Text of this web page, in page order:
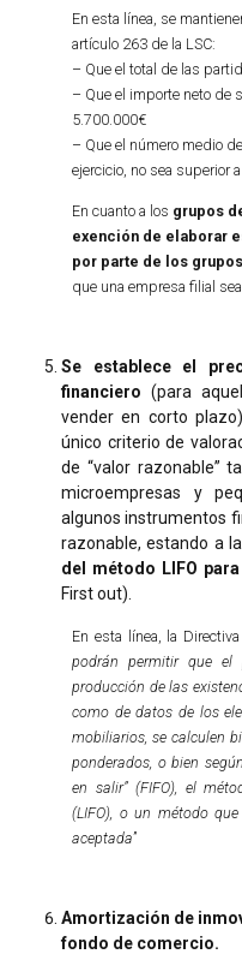
En esta línea, se
artículo 263 de la LSC:
– Que el total de las
– Que el importe neto de
5.700.000€
– Que el número medio
ejercicio, no sea superior
En cuanto a los grupos
exención de elaborar
por parte de los
que una empresa filial
Se establece el
financiero (para
vender en corto
único criterio de
de “valor razonable”
microempresas y
algunos instrumentos
razonable, estando a
del método LIFO
First out).
En esta línea, la
podrán permitir que
producción de las
como de datos de los
mobiliarios, se calculen
ponderados, o bien
en salir” (FIFO), el
(LIFO), o un método
aceptada”
Amortización de
fondo de comercio.